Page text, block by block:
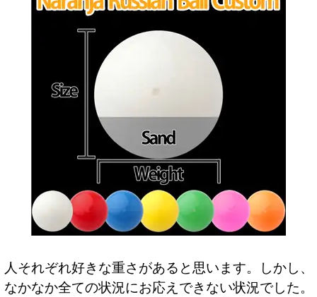
人それぞれ好きな重さがあると思います。しかし、
なかなか全ての状況にお応えできない状況でした。